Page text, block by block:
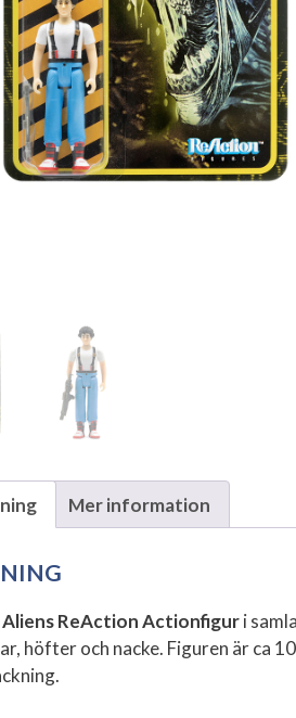
Mer information
Aliens ReAction Actionfiguri
höfter och nacke. Figuren är ca